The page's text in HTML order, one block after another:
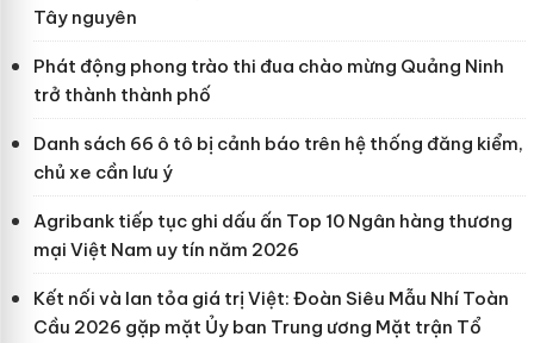
Tây nguyên
Phát động phong trào thi đua chào mừng Quảng Ninh
trở thành thành phố
Danh sách 66 ô tô bị cảnh báo trên hệ thống đăng kiểm,
chủ xe cần lưu ý
Agribank tiếp tục ghi dấu ấn Top 10 Ngân hàng thương
mại Việt Nam uy tín năm 2026
Kết nối và lan tỏa giá trị Việt: Đoàn Siêu Mẫu Nhí Toàn
Cầu 2026 gặp mặt Ủy ban Trung ương Mặt trận Tổ